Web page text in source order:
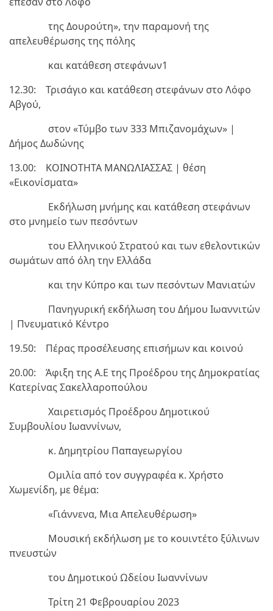
της Δουρούτη», την παραμονή της
απελευθέρωσης της πόλης
και κατάθεση στεφάνων1
12.30: Τρισάγιο και κατάθεση στεφάνων στο Λόφο
Αβγού,
στον «Τύμβο των 333 Μπιζανομάχων» |
Δήμος Δωδώνης
13.00: ΚΟΙΝΟΤΗΤΑ ΜΑΝΩΛΙΑΣΣΑΣ | θέση
«Εικονίσματα»
Εκδήλωση μνήμης και κατάθεση στεφάνων
στo μνημείo των πεσόντων
του Ελληνικού Στρατού και των εθελοντικών
σωμάτων από όλη την Ελλάδα
και την Κύπρο και των πεσόντων Μανιατών
Πανηγυρική εκδήλωση του Δήμου Ιωαννιτών
| Πνευματικό Κέντρο
19.50: Πέρας προσέλευσης επισήμων και κοινού
20.00: Άφιξη της Α.Ε της Προέδρου της Δημοκρατίας
Κατερίνας Σακελλαροπούλου
Χαιρετισμός Προέδρου Δημοτικού
Συμβουλίου Ιωαννίνων,
κ. Δημητρίου Παπαγεωργίου
Ομιλία από τον συγγραφέα κ. Χρήστο
Χωμενίδη, με θέμα:
«Γιάννενα, Μια Απελευθέρωση»
Μουσική εκδήλωση με το κουιντέτο ξύλινων
πνευστών
του Δημοτικού Ωδείου Ιωαννίνων
Τρίτη 21 Φεβρουαρίου 2023